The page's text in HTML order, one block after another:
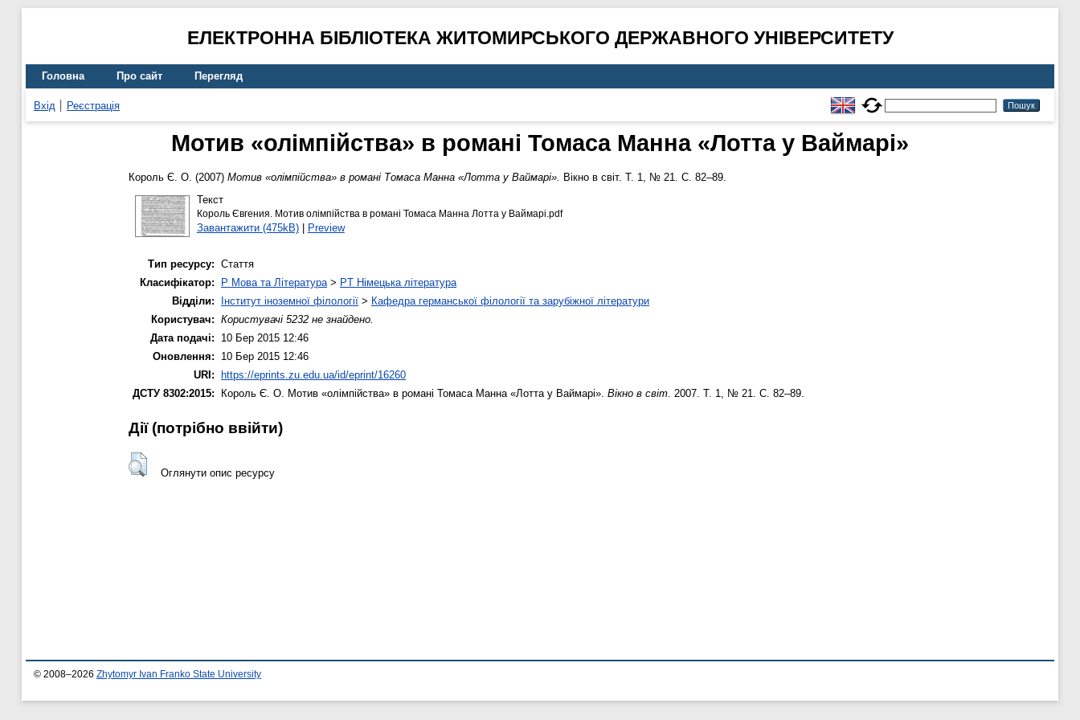
ЕЛЕКТРОННА БІБЛІОТЕКА ЖИТОМИРСЬКОГО ДЕРЖАВНОГО УНІВЕРСИТЕТУ
Головна Про сайт Перегляд
Вхід Реєстрація
Мотив «олімпійства» в романі Томаса Манна «Лотта у Ваймарі»
Король Є. О. (2007) Мотив «олімпійства» в романі Томаса Манна «Лотта у Ваймарі». Вікно в світ. Т. 1, № 21. С. 82–89.
Текст
Король Євгения. Мотив олімпійства в романі Томаса Манна Лотта у Ваймарі.pdf
Завантажити (475kB)| Preview
Тип ресурсу: Стаття
Класифікатор:
P Мова та Література> PT Німецька література
Відділи:
Інститут іноземної філології > Кафедра германської філології та зарубіжної літератури
Користувач: Користувачі 5232 не знайдено.
Дата подачі:
10 Бер 2015 12:46
Оновлення:
10 Бер 2015 12:46
URI:
https://eprints.zu.edu.ua/id/eprint/16260
ДСТУ 8302:2015:
Король Є. О. Мотив «олімпійства» в романі Томаса Манна «Лотта у Ваймарі». Вікно в світ. 2007. Т. 1, № 21. С. 82–89.
Дії ​​(потрібно ввійти)
Оглянути опис ресурсу
© 2008–2026 Zhytomyr Ivan Franko State University